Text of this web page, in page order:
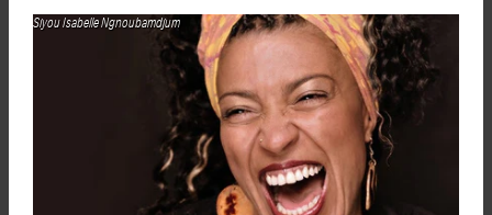
Siyou Isabelle Ngnoubamdjum